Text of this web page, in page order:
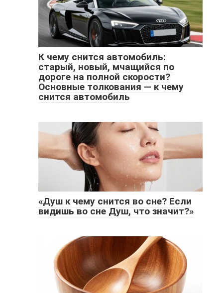
К чему снится автомобиль:
старый, новый, мчащийся по
дороге на полной скорости?
Основные толкования — к чему
снится автомобиль
«Душ к чему снится во сне? Если
видишь во сне Душ, что значит?»